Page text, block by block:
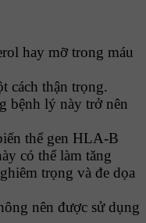
hay mỡ trong máu
cách thận trọng.
bệnh lý này trở nên
thể gen HLA-B
có thể làm tăng
trọng và đe dọa
nên được sử dụng